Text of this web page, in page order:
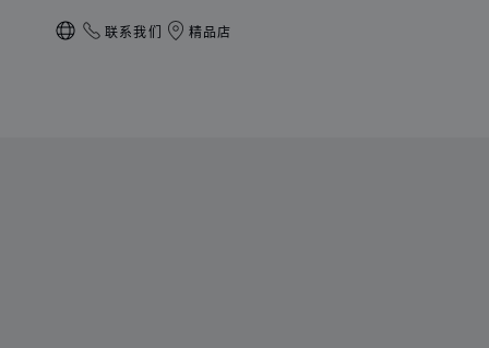
本地化（更改国家/地区）
联系我们 精品店